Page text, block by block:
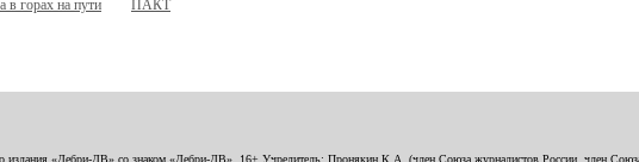
в горах на пути
ПАКТ
издания «Дебри-ДВ» со знаком «Дебри-ДВ». 16+ Учредитель: Пронякин К.А. (член Союза журналистов России, член